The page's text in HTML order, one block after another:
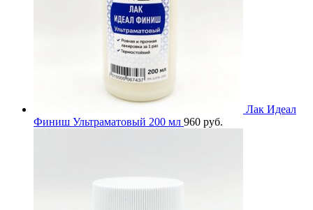
Лак Идеал
Финиш Ультраматовый 200 мл 960 руб.